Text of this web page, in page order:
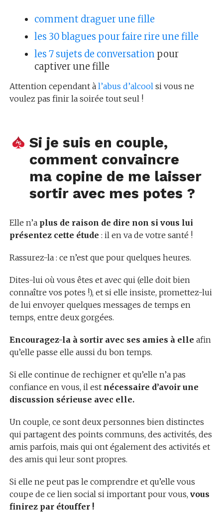
comment draguer une fille
les 30 blagues pour faire rire une fille
les 7 sujets de conversation pour
captiver une fille
Attention cependant à l’abus d’alcool si vous ne
voulez pas finir la soirée tout seul !
Si je suis en couple,
comment convaincre
ma copine de me laisser
sortir avec mes potes ?
Elle n’a plus de raison de dire non si vous lui
présentez cette étude : il en va de votre santé !
Rassurez-la : ce n’est que pour quelques heures.
Dites-lui où vous êtes et avec qui (elle doit bien
connaître vos potes !), et si elle insiste, promettez-lui
de lui envoyer quelques messages de temps en
temps, entre deux gorgées.
Encouragez-la à sortir avec ses amies à elle afin
qu’elle passe elle aussi du bon temps.
Si elle continue de rechigner et qu’elle n’a pas
confiance en vous, il est nécessaire d’avoir une
discussion sérieuse avec elle.
Un couple, ce sont deux personnes bien distinctes
qui partagent des points communs, des activités, des
amis parfois, mais qui ont également des activités et
des amis qui leur sont propres.
Si elle ne peut pas le comprendre et qu’elle vous
coupe de ce lien social si important pour vous, vous
finirez par étouffer !